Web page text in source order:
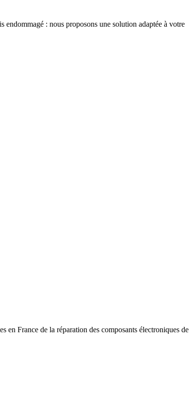
endommagé : nous proposons une solution adaptée à votre
en France de la réparation des composants électroniques de